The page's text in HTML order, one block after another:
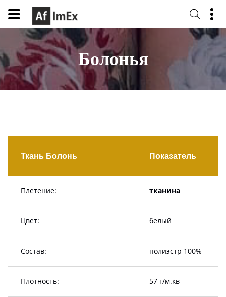
Болонья
Ткань Болонь Показатель
Плетение: тканина
Цвет: белый
Состав: полиэстр 100%
Плотность: 57 г/м.кв